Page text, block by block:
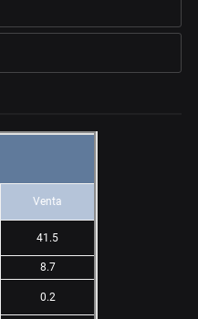
Venta
41.5
8.7
0.2